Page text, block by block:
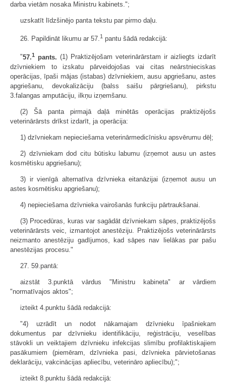
darba vietām nosaka Ministru kabinets.";
uzskatīt līdzšinējo panta tekstu par pirmo daļu.
26. Papildināt likumu ar 57.1 pantu šādā redakcijā:
"57.1 pants. (1) Praktizējošam veterinārārstam ir aizliegts izdarīt
dzīvniekiem to izskatu pārveidojošas vai citas neārstnieciskas
operācijas, īpaši mājas (istabas) dzīvniekiem, ausu apgriešanu, astes
apgriešanu, devokalizāciju (balss saišu pārgriešanu), pirkstu
3.falangas amputāciju, ilkņu izņemšanu.
(2) Šā panta pirmajā daļā minētās operācijas praktizējošs
veterinārārsts drīkst izdarīt, ja operācija:
1) dzīvniekam nepieciešama veterinārmedicīnisku apsvērumu dēļ;
2) dzīvniekam dod citu būtisku labumu (izņemot ausu un astes
kosmētisku apgriešanu);
3) ir vienīgā alternatīva dzīvnieka eitanāzijai (izņemot ausu un
astes kosmētisku apgriešanu);
4) nepieciešama dzīvnieka vairošanās funkciju pārtraukšanai.
(3) Procedūras, kuras var sagādāt dzīvniekam sāpes, praktizējošs
veterinārārsts veic, izmantojot anestēziju. Praktizējošs veterinārārsts
neizmanto anestēziju gadījumos, kad sāpes nav lielākas par pašu
anestēzijas procesu."
27. 59.pantā:
aizstāt 3.punktā vārdus "Ministru kabineta" ar vārdiem
"normatīvajos aktos";
izteikt 4.punktu šādā redakcijā:
"4) uzrādīt un nodot nākamajam dzīvnieku īpašniekam
dokumentus par dzīvnieku identifikāciju, reģistrāciju, veselības
stāvokli un veiktajiem dzīvnieku infekcijas slimību profilaktiskajiem
pasākumiem (piemēram, dzīvnieka pasi, dzīvnieka pārvietošanas
deklarāciju, vakcinācijas apliecību, veterināro apliecību);";
izteikt 8.punktu šādā redakcijā: